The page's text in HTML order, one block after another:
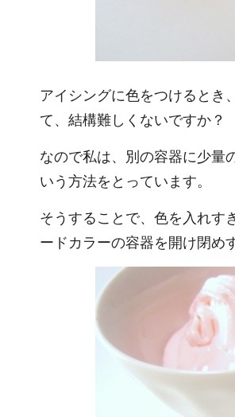
アイシングに色をつけるとき
て、結構難しくないですか？
なので私は、別の容器に少量
いう方法をとっています。
そうすることで、色を入れす
ードカラーの容器を開け閉め